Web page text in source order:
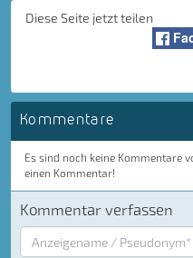
Diese Seite jetzt teilen
Kommentare
Es sind noch keine Kommentare
einen Kommentar!
Kommentar verfassen